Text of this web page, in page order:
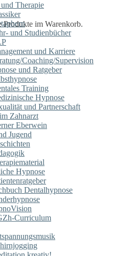
Produkte im Warenkorb.
Therapie
und Studienbücher
und Karriere
Coaching/Supervision
und Ratgeber
Training
Hypnose
und Partnerschaft
Zahnarzt
Eberwein
Jugend
Hypnose
Dentalhypnose
Curriculum